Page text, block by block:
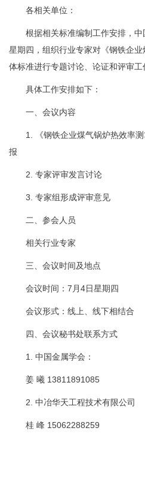
各相关单位：
根据相关标准编制工作安排，
星期四，组织行业专家对《钢铁企
体标准进行专题讨论、论证和评审工
具体工作安排如下：
一、会议内容
1.
《钢铁企业煤气锅炉热效率
报
2. 专家评审发言讨论
3. 专家组形成评审意见
二、参会人员
相关行业专家
三、会议时间及地点
会议时间：7月4日星期四
会议形式：线上、线下相结合
四、会议秘书处联系方式
1. 中国金属学会：
姜 曦 13811891085
2. 中冶华天工程技术有限公司
桂 峰 15062288259